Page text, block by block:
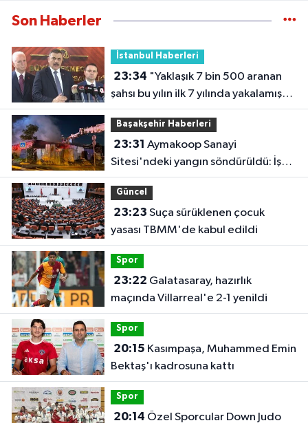
Son Haberler
İstanbul Haberleri
23:34
şahsı bu yılın ilk 7 yılında yakalamış
durumdayız"
Başakşehir Haberleri
23:31
Sitesi'ndeki yangın söndürüldü: İş
yeri kullanılamaz hale geldi
Güncel
23:23
yasası TBMM'de kabul edildi
Spor
23:22
maçında Villarreal'e 2-1 yenildi
Spor
20:15
Bektaş'ı kadrosuna kattı
Spor
20:14